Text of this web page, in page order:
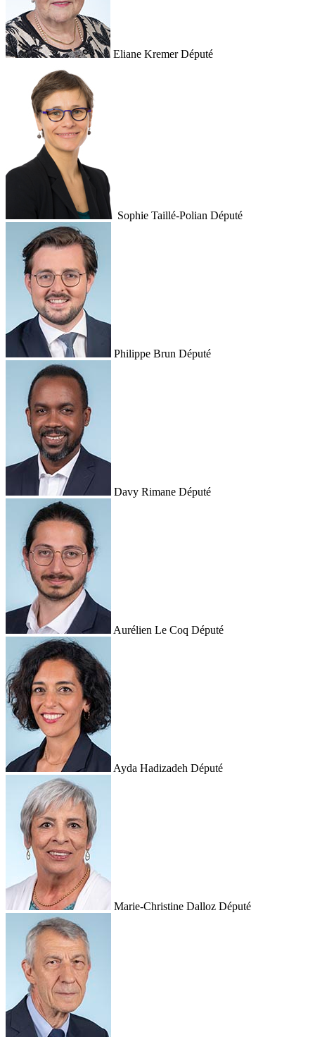
Eliane Kremer Député
Sophie Taillé-Polian Député
Philippe Brun Député
Davy Rimane Député
Aurélien Le Coq Député
Ayda Hadizadeh Député
Marie-Christine Dalloz Député